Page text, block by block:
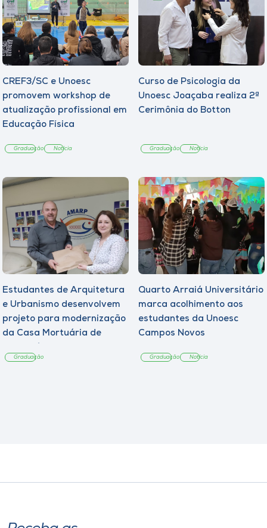
CREF3/SC e Unoesc
promovem workshop de
atualização profissional em
Educação Física
Graduação Notícia
Curso de Psicologia da
Unoesc Joaçaba realiza 2ª
Cerimônia do Botton
Graduação Notícia
Estudantes de Arquitetura
e Urbanismo desenvolvem
projeto para modernização
da Casa Mortuária de
Graduação
Quarto Arraiá Universitário
marca acolhimento aos
estudantes da Unoesc
Campos Novos
Graduação Notícia